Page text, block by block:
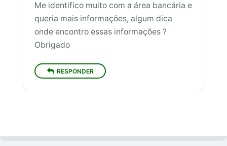
Me identifico muito com a área bancária e
queria mais informações, algum dica
onde encontro essas informações ?
Obrigado
RESPONDER